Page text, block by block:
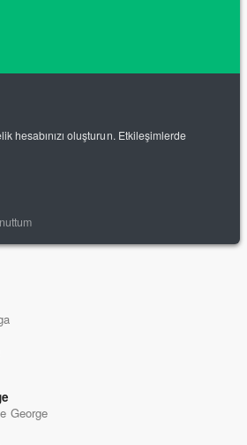
hesabınızı oluşturun. Etkileşimlerde
George